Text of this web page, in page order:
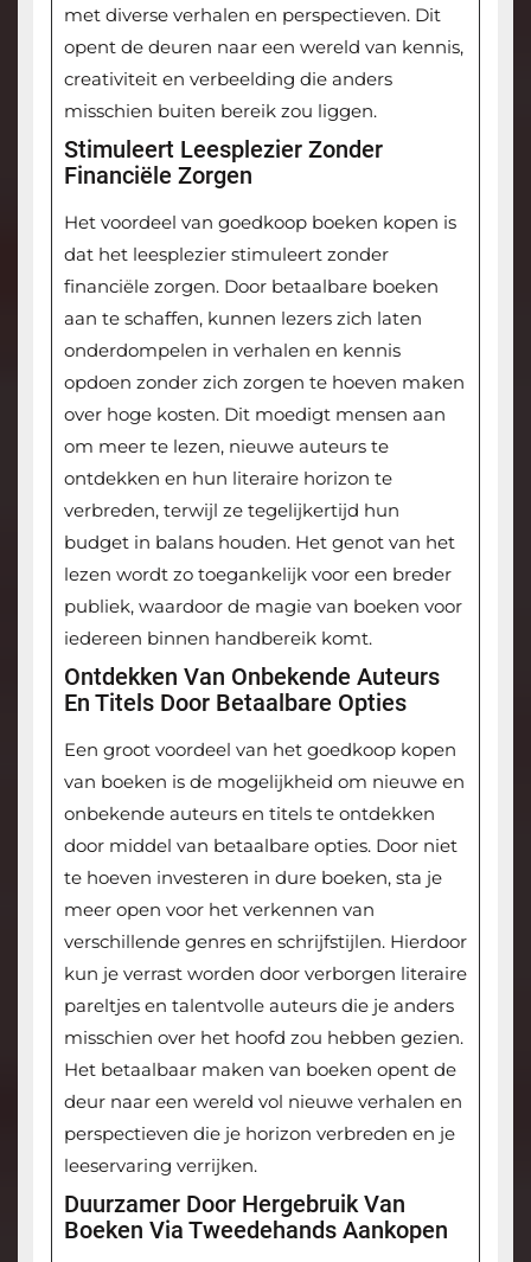
met diverse verhalen en perspectieven. Dit
opent de deuren naar een wereld van kennis,
creativiteit en verbeelding die anders
misschien buiten bereik zou liggen.
Stimuleert Leesplezier Zonder
Financiële Zorgen
Het voordeel van goedkoop boeken kopen is
dat het leesplezier stimuleert zonder
financiële zorgen. Door betaalbare boeken
aan te schaffen, kunnen lezers zich laten
onderdompelen in verhalen en kennis
opdoen zonder zich zorgen te hoeven maken
over hoge kosten. Dit moedigt mensen aan
om meer te lezen, nieuwe auteurs te
ontdekken en hun literaire horizon te
verbreden, terwijl ze tegelijkertijd hun
budget in balans houden. Het genot van het
lezen wordt zo toegankelijk voor een breder
publiek, waardoor de magie van boeken voor
iedereen binnen handbereik komt.
Ontdekken Van Onbekende Auteurs
En Titels Door Betaalbare Opties
Een groot voordeel van het goedkoop kopen
van boeken is de mogelijkheid om nieuwe en
onbekende auteurs en titels te ontdekken
door middel van betaalbare opties. Door niet
te hoeven investeren in dure boeken, sta je
meer open voor het verkennen van
verschillende genres en schrijfstijlen. Hierdoor
kun je verrast worden door verborgen literaire
pareltjes en talentvolle auteurs die je anders
misschien over het hoofd zou hebben gezien.
Het betaalbaar maken van boeken opent de
deur naar een wereld vol nieuwe verhalen en
perspectieven die je horizon verbreden en je
leeservaring verrijken.
Duurzamer Door Hergebruik Van
Boeken Via Tweedehands Aankopen